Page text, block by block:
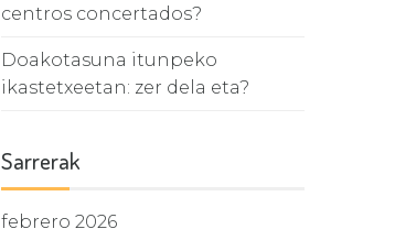
centros concertados?
Doakotasuna itunpeko
ikastetxeetan: zer dela eta?
Sarrerak
febrero 2026